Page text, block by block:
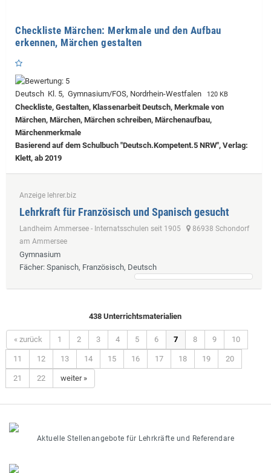
Checkliste Märchen: Merkmale und den Aufbau
erkennen, Märchen gestalten
Deutsch Kl. 5, Gymnasium/FOS, Nordrhein-Westfalen 120 KB
Checkliste, Gestalten, Klassenarbeit Deutsch, Merkmale von
Märchen, Märchen, Märchen schreiben, Märchenaufbau,
Märchenmerkmale
Basierend auf dem Schulbuch "Deutsch.Kompetent.5 NRW", Verlag:
Klett, ab 2019
Anzeige lehrer.biz
Lehrkraft für Französisch und Spanisch gesucht
Landheim Ammersee - Internatsschulen seit 1905
86938 Schondorf
am Ammersee
Gymnasium
Fächer: Spanisch, Französisch, Deutsch
438 Unterrichtsmaterialien
« zurück 1 2 3 4 5 6 7 8 9 10
11 12 13 14 15 16 17 18 19 20
21 22 weiter »
Aktuelle Stellenangebote für Lehrkräfte und Referendare